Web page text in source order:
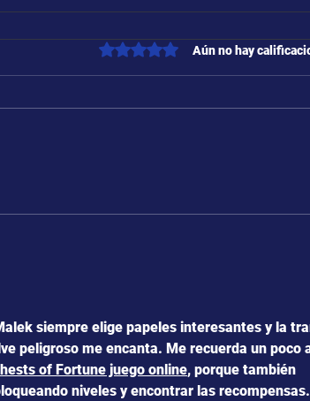
Obtuvo 0 de 5 estrellas.
Aún no hay
siempre elige papeles interesantes y la
peligroso me encanta. Me recuerda un poco
of Fortune juego online, porque también
niveles y encontrar las recompensas.